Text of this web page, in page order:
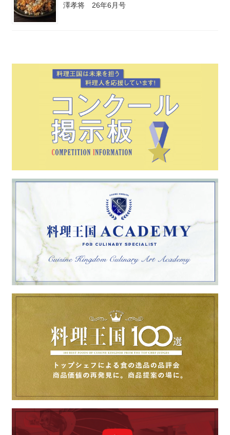
澤孝将 26年6月号